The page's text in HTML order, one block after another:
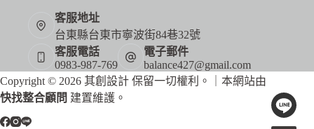
客服地址
台東縣台東市寧波街84巷32號
客服電話
0983-987-769
電子郵件
balance427@gmail.com
Copyright © 2026 其創設計 保留一切權利。｜本網站由
快找整合顧問 建置維護。